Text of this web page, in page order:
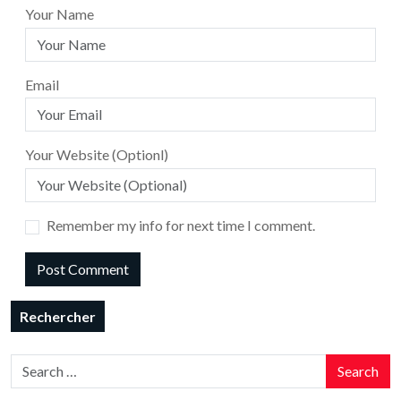
Your Name
Email
Your Website (Optionl)
Remember my info for next time I comment.
Rechercher
Search